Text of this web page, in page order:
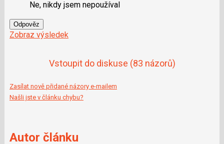
Ne, nikdy jsem nepoužíval
Odpověz
Zobraz výsledek
Vstoupit do diskuse (83 názorů)
Zasílat nově přidané názory e-mailem
Našli jste v článku chybu?
Autor článku